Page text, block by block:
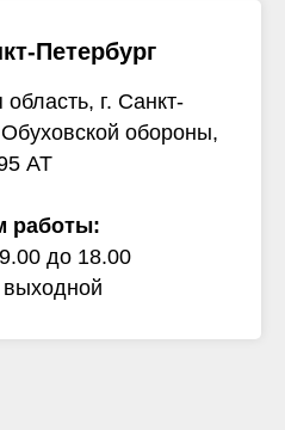
Петербург
г. Санкт-
обороны,
АТ
работы:
до 18.00
выходной